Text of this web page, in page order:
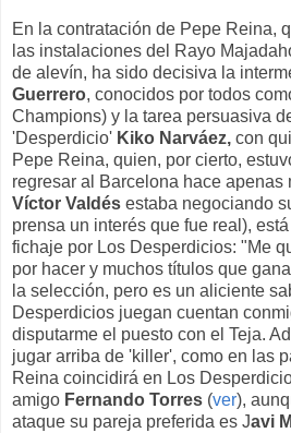
En la contratación de Pepe Reina,
las instalaciones del Rayo
de alevín, ha sido decisiva la
Guerrero, conocidos por todos
Champions) y la tarea persuasiva
'Desperdicio' Kiko Narváez, con
Pepe Reina, quien, por cierto,
regresar al Barcelona hace apenas
Víctor Valdés estaba negociando
prensa un interés que fue real),
fichaje por Los Desperdicios: "Me
por hacer y muchos títulos que
la selección, pero es un aliciente
Desperdicios juegan cuentan
disputarme el puesto con el Teja.
jugar arriba de 'killer', como en las
Reina coincidirá en Los
amigo Fernando Torres (ver),
ataque su pareja preferida es Javi